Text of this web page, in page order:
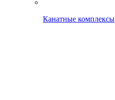
Канатные комплексы